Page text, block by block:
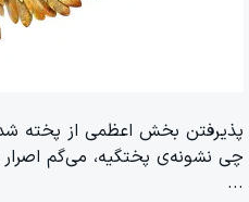
پذیرفتن بخش اعظمی از پخته
چی نشونه‌ی پختگیه، می‌گم
...